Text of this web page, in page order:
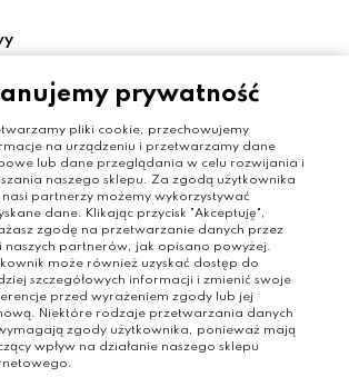
prywatność
pliki cookie, przechowujemy
na urządzeniu i przetwarzamy dane
lub dane przeglądania w celu rozwijania i
naszego sklepu. Za zgodą użytkownika
nasi partnerzy możemy wykorzystywać
dane. Klikając przycisk "Akceptuję",
zgodę na przetwarzanie danych przez
naszych partnerów, jak opisano powyżej.
może również uzyskać dostęp do
szczegółowych informacji i zmienić swoje
przed wyrażeniem zgody lub jej
Niektóre rodzaje przetwarzania danych
zgody użytkownika, ponieważ mają
wpływ na działanie naszego sklepu